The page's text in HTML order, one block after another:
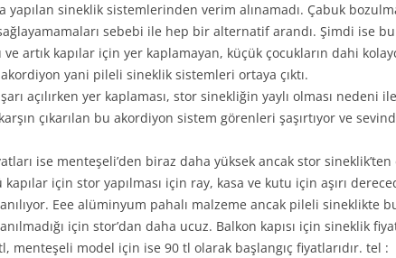
yapılan sineklik sistemlerinden verim alınamadı. Çabuk
sebebi ile hep bir alternatif arandı. Şimdi ise
artık kapılar için yer kaplamayan, küçük çocukların dahi
yani pileli sineklik sistemleri ortaya çıktı.
açılırken yer kaplaması, stor sinekliğin yaylı olması nedeni
çıkarılan bu akordiyon sistem görenleri şaşırtıyor ve
ise menteşeli’den biraz daha yüksek ancak stor sineklik’ten
için stor yapılması için ray, kasa ve kutu için aşırı
Eee alüminyum pahalı malzeme ancak pileli sineklikte
için stor’dan daha ucuz. Balkon kapısı için sineklik
menteşeli model için ise 90 tl olarak başlangıç fiyatlarıdır. tel :